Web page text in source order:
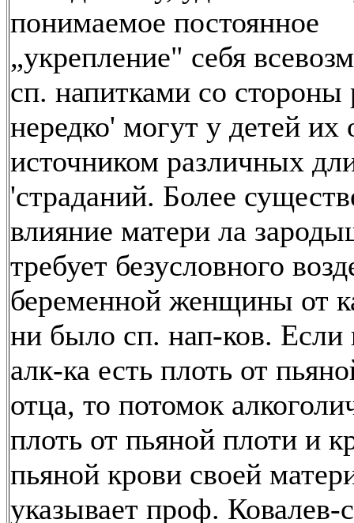
понимаемое постоянное
„укрепление" себя
сп. напитками со стороны
нередко' могут у детей их
источником различных
'страданий. Более
влияние матери ла
требует безусловного
беременной женщины от
ни было сп. нап-ков. Если
алк-ка есть плоть от
отца, то потомок
плоть от пьяной плоти и
пьяной крови своей
указывает проф. Ковалев-